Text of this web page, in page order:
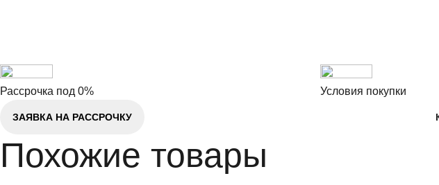
Рассрочка под 0%
ЗАЯВКА НА РАССРОЧКУ
Условия покупки
Похожие товары